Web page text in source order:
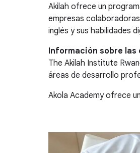
Akilah ofrece un
empresas
inglés y sus habilidades
Información sobre las
The Akilah Institute
áreas de desarrollo
Akola Academy ofrece